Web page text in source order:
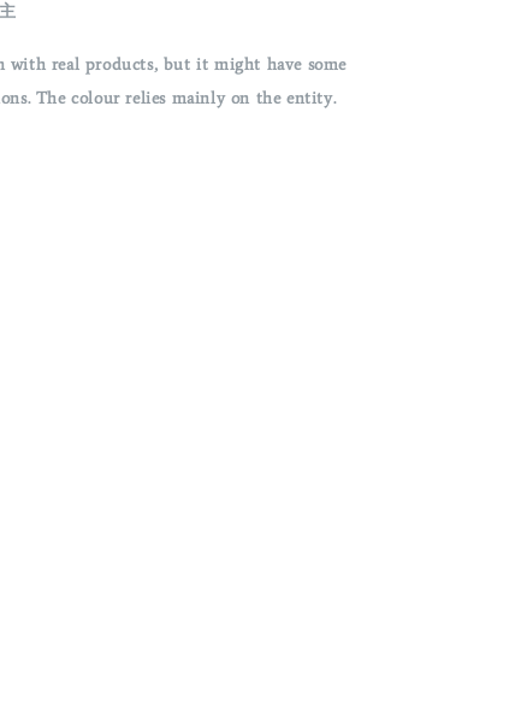
with real products, but it might have some
The colour relies mainly on the entity.